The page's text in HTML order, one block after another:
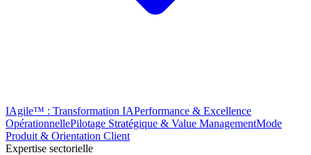
IAgile™ : Transformation IAPerformance & Excellence
OpérationnellePilotage Stratégique & Value ManagementMode
Produit & Orientation Client
Expertise sectorielle